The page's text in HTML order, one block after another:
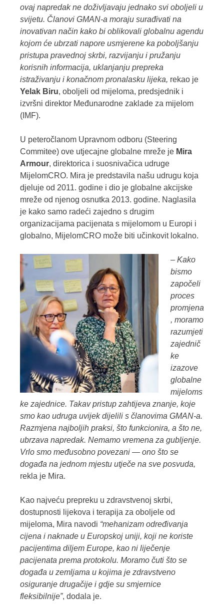
ovaj napredak ne doživljavaju jednako svi oboljeli u
svijetu. Članovi GMAN-a moraju surađivati na
inovativan način kako bi oblikovali globalnu agendu
kojom će ubrzati napore usmjerene ka poboljšanju
pristupa pravednoj skrbi, razvijanju i pružanju
korisnih informacija, uklanjanju prepreka
istraživanju i konačnom pronalasku lijeka, rekao je
Yelak Biru, oboljeli od mijeloma, predsjednik i
izvršni direktor Međunarodne zaklade za mijelom
(IMF).
U peteročlanom Upravnom odboru (Steering
Commitee) ove utjecajne globalne mreže je Mira
Armour, direktorica i suosnivačica udruge
MijelomCRO. Mira je predstavila našu udrugu koja
djeluje od 2011. godine i dio je globalne akcijske
mreže od njenog osnutka 2013. godine. Naglasila
je kako samo radeći zajedno s drugim
organizacijama pacijenata s mijelomom u Europi i
globalno, MijelomCRO može biti učinkovit lokalno.
– Kako
bismo
započeli
proces
promjena
, moramo
razumjeti
zajednič
ke
izazove
globalne
mijeloms
ke zajednice. Takav pristup zahtijeva znanje, koje
smo kao udruga uvijek dijelili s članovima GMAN-a.
Razmjena najboljih praksi, što funkcionira, a što ne,
ubrzava napredak. Nemamo vremena za gubljenje.
Vrlo smo međusobno povezani — ono što se
događa na jednom mjestu utječe na sve posvuda,
rekla je Mira.
Kao najveću prepreku u zdravstvenoj skrbi,
dostupnosti lijekova i terapija za oboljele od
mijeloma, Mira navodi “mehanizam određivanja
cijena i naknade u Europskoj uniji, koji ne koriste
pacijentima diljem Europe, kao ni liječenje
pacijenata prema protokolu. Moramo čuti što se
događa u zemljama u kojima je zdravstveno
osiguranje drugačije i gdje su smjernice
fleksibilnije”, dodala je.